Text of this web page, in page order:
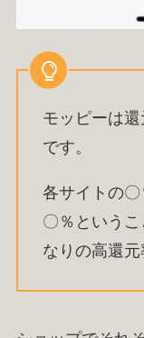
モッピーは
です。
各サイトの
〇％という
なりの高還元